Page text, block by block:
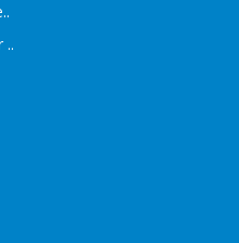
..